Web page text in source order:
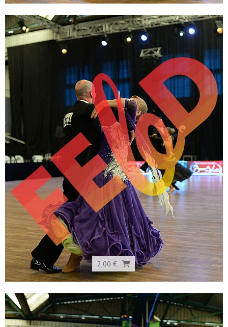
2,00 €